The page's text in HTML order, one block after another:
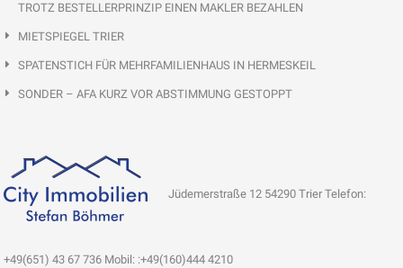
TROTZ BESTELLERPRINZIP EINEN MAKLER BEZAHLEN
MIETSPIEGEL TRIER
SPATENSTICH FÜR MEHRFAMILIENHAUS IN HERMESKEIL
SONDER – AFA KURZ VOR ABSTIMMUNG GESTOPPT
Jüdemerstraße 12 54290 Trier Telefon:
+49(651) 43 67 736 Mobil: :+49(160)444 4210